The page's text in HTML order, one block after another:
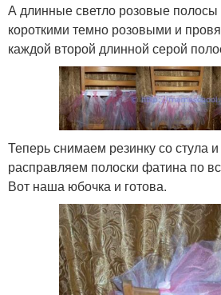
А длинные светло розовые
короткими темно розовыми и
каждой второй длинной серой
Теперь снимаем резинку со стула и
расправляем полоски фатина по
Вот наша юбочка и готова.